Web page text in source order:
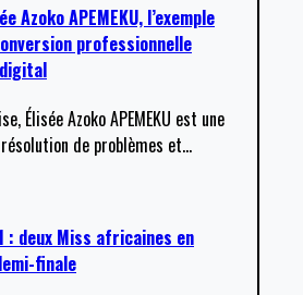
Azoko APEMEKU, l’exemple
professionnelle
Élisée Azoko APEMEKU est une
de problèmes et…
: deux Miss africaines en
finale